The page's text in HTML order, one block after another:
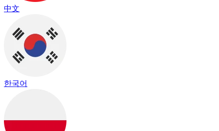
中文
한국어